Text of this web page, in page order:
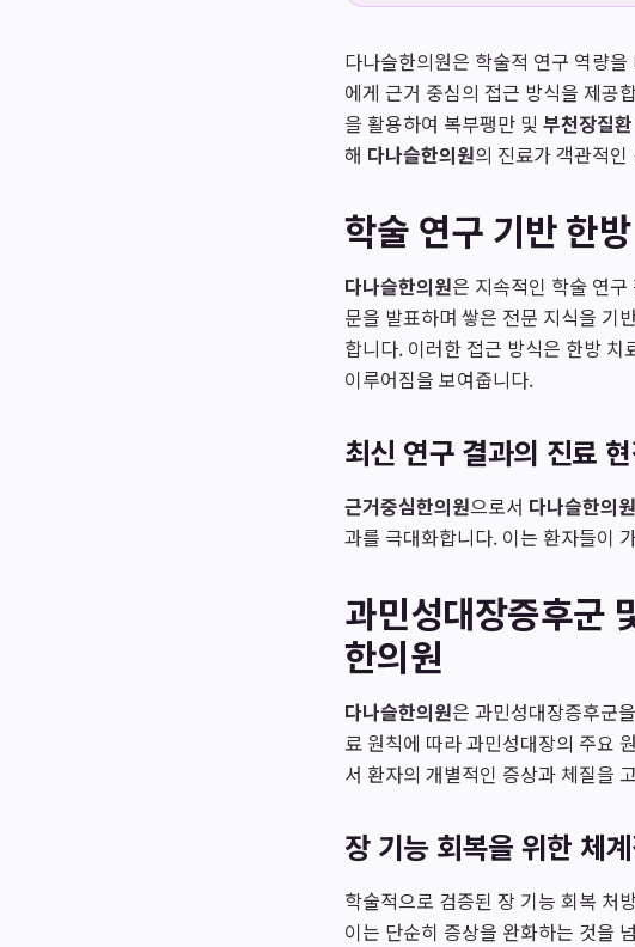
다나슬한의원은 학술적 연구 역량
에게 근거 중심의 접근 방식을 제공
을 활용하여 복부팽만 및 부천장질환
해 다나슬한의원의 진료가 객관적
학술 연구 기반 한
다나슬한의원은 지속적인 학술 연
문을 발표하며 쌓은 전문 지식을 기
합니다. 이러한 접근 방식은 한방
이루어짐을 보여줍니다.
최신 연구 결과의 진료
근거중심한의원으로서 다나슬한의원
과를 극대화합니다. 이는 환자들이
과민성대장증후군
한의원
다나슬한의원은 과민성대장증후군
료 원칙에 따라 과민성대장의 주요
서 환자의 개별적인 증상과 체질을
장 기능 회복을 위한 체
학술적으로 검증된 장 기능 회복 처
이는 단순히 증상을 완화하는 것을